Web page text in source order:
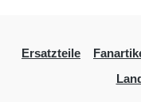
Ersatzteile